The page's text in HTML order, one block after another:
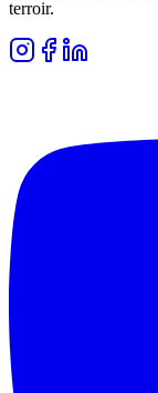
terroir.